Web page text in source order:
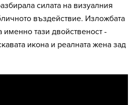
силата на визуалния
въздействие. Изложбата
именно тази двойственост -
икона и реалната жена зад